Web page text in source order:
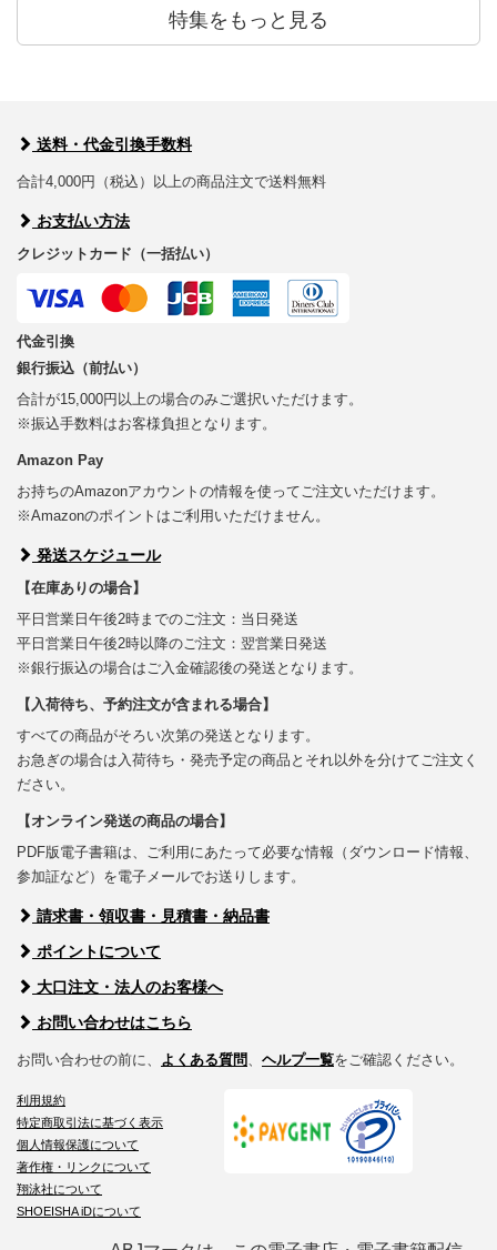
特集をもっと見る
送料・代金引換手数料
合計4,000円（税込）以上の商品注文で送料無料
お支払い方法
クレジットカード（一括払い）
代金引換
銀行振込（前払い）
合計が15,000円以上の場合のみご選択いただけます。
※振込手数料はお客様負担となります。
Amazon Pay
お持ちのAmazonアカウントの情報を使ってご注文いただけます。
※Amazonのポイントはご利用いただけません。
発送スケジュール
【在庫ありの場合】
平日営業日午後2時までのご注文：当日発送
平日営業日午後2時以降のご注文：翌営業日発送
※銀行振込の場合はご入金確認後の発送となります。
【入荷待ち、予約注文が含まれる場合】
すべての商品がそろい次第の発送となります。
お急ぎの場合は入荷待ち・発売予定の商品とそれ以外を分けてご注文く
ださい。
【オンライン発送の商品の場合】
PDF版電子書籍は、ご利用にあたって必要な情報（ダウンロード情報、
参加証など）を電子メールでお送りします。
請求書・領収書・見積書・納品書
ポイントについて
大口注文・法人のお客様へ
お問い合わせはこちら
お問い合わせの前に、 よくある質問 ヘルプ一覧をご確認ください。
利用規約
特定商取引法に基づく表示
個人情報保護について
著作権・リンクについて
翔泳社について
SHOEISHA iDについて